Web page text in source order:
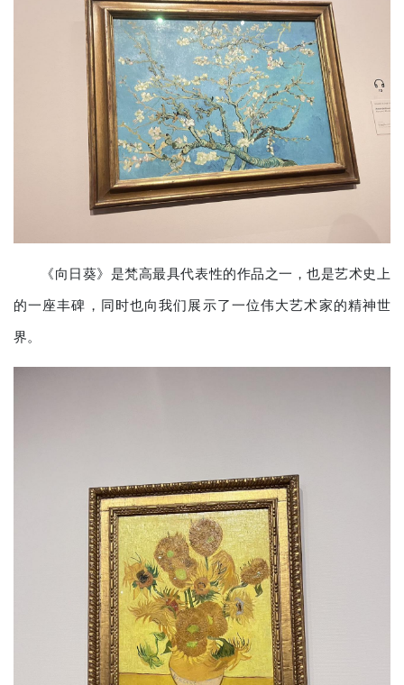
《向日葵》是梵高最具代表性的作品之一，也是艺术史上
的一座丰碑，同时也向我们展示了一位伟大艺术家的精神世
界。